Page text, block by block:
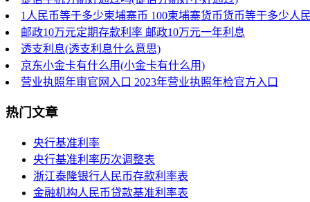
1人民币等于多少柬埔寨币 100柬埔寨货币货币等于多少人
邮政10万元定期存款利率 邮政10万元一年利息
透支利息(透支利息什么意思)
京东小金卡有什么用(小金卡有什么用)
营业执照年审官网入口 2023年营业执照年检官方入口
热门文章
央行基准利率
央行基准利率历次调整表
浙江泰隆银行人民币存款利率表
金融机构人民币贷款基准利率表